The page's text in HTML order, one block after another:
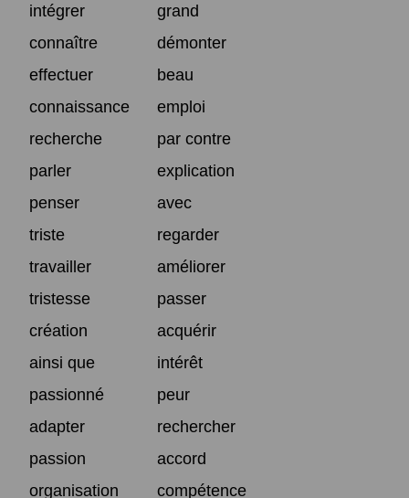
intégrer
grand
connaître
démonter
effectuer
beau
connaissance
emploi
recherche
par contre
parler
explication
penser
avec
triste
regarder
travailler
améliorer
tristesse
passer
création
acquérir
ainsi que
intérêt
passionné
peur
adapter
rechercher
passion
accord
organisation
compétence